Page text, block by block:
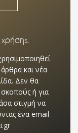
και νέα
Δεν θα
σκοπούς ή για
στιγμή να
ένα email